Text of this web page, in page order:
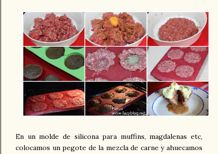
En un molde de silicona para muffins, magdalenas etc,
colocamos un pegote de la mezcla de carne y ahuecamos